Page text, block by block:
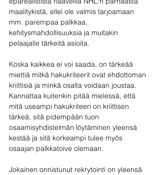
maalitykistä, ellei ole valmis tarjoamaan
mm. parempaa palkkaa,
kehitysmahdollisuuksia ja muitakin
pelaajalle tärkeitä asioita.
Koska kaikkea ei voi saada, on tärkeää
miettiä mitkä hakukriteerit ovat ehdottoman
kriittisiä ja minkä osalta voidaan joustaa.
Kannattaa kuitenkin pitää mielessä, että
mitä useampi hakukriteeri on kriittisen
tärkeä, sitä pidempään tuon
osaamisyhdistelmän löytäminen yleensä
kestää ja sitä korkeampi tulee myös
osaajan palkkatoive olemaan.
Jokainen onnistunut rekrytointi on yleensä